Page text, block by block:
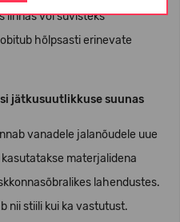
linnas või suvisteks
hõlpsasti erinevate
jätkusuutlikkuse suunas
vanadele jalanõudele uue
materjalidena
lahendustes.
nii stiili kui ka vastutust.